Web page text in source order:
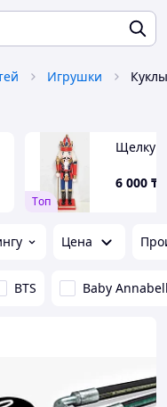
Игрушки
Tоп
6 000 ₸
Цена
BTS Baby